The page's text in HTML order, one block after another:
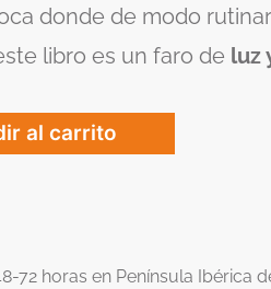
donde de modo
libro es un faro de luz
al carrito
72 horas en Península Ibérica